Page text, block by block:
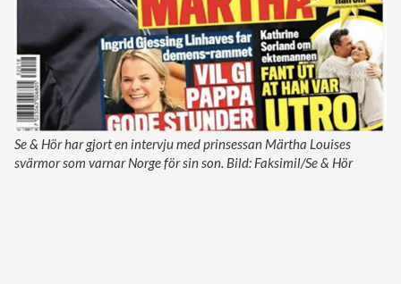
Se & Hör har gjort en intervju med prinsessan Märtha Louises
svärmor som varnar Norge för sin son. Bild: Faksimil/Se & Hör